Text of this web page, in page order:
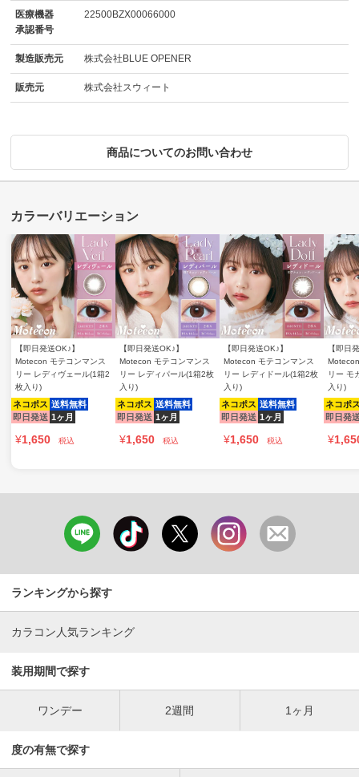
医療機器
承認番号
22500BZX00066000
製造販売元 株式会社BLUE OPENER
販売元 株式会社スウィート
商品についてのお問い合わせ
【即日発送OK♪】
Motecon モテコンマンス
リー レディヴェール(1箱2
枚入り)
ネコポス 送料無料
即日発送 1ヶ月
¥1,650 税込
【即日発送OK♪】
Motecon モテコンマンス
リー レディパール(1箱2枚
入り)
ネコポス 送料無料
即日発送 1ヶ月
¥1,650 税込
【即日発送OK♪】
Motecon モテコンマンス
リー レディドール(1箱2枚
入り)
ネコポス 送料無料
即日発送 1ヶ月
¥1,650 税込
【即日
リー モ
入り)
ネコポ
即日発
¥
ランキングから探す
カラコン人気ランキング
装用期間で探す
ワンデー 2週間 1ヶ月
度の有無で探す